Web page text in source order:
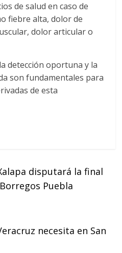
de salud en caso de
fiebre alta, dolor de
dolor articular o
detección oportuna y la
son fundamentales para
de esta
disputará la final
Puebla
necesita en San